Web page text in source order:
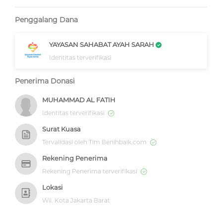
Penggalang Dana
YAYASAN SAHABAT AYAH SARAH
Identitas terverifikasi
Penerima Donasi
MUHAMMAD AL FATIH
Identitas terverifikasi
Surat Kuasa
Tervalidasi oleh Tim Benihbaik.com
Rekening Penerima
Rekening Penerima terverifikasi
Lokasi
Wil. Kota Jakarta Barat